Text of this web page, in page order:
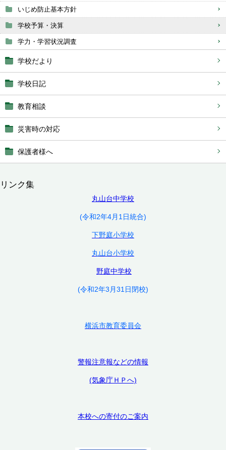
いじめ防止基本方針
学校予算・決算
学力・学習状況調査
学校だより
学校日記
教育相談
災害時の対応
保護者様へ
リンク集
丸山台中学校
(令和2年4月1日統合)
下野庭小学校
丸山台小学校
野庭中学校
(令和2年3月31日閉校)
横浜市教育委員会
警報注意報などの情報
(気象庁ＨＰへ)
本校への寄付のご案内